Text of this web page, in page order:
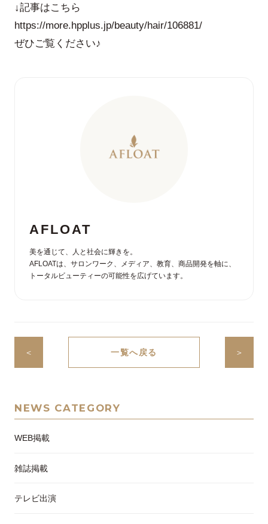
↓記事はこちら
https://more.hpplus.jp/beauty/hair/106881/
ぜひご覧ください♪
AFLOAT
美を通じて、人と社会に輝きを。
AFLOATは、サロンワーク、メディア、教育、商品開発を軸に、
トータルビューティーの可能性を広げています。
＜ 一覧へ戻る ＞
NEWS CATEGORY
WEB掲載
雑誌掲載
テレビ出演